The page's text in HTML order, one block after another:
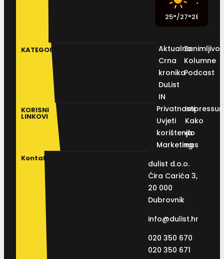
25°/27°28
KATEGORIJE
Aktualno
Crna
kronika
DuList
IN
Kolumne
Podcast
KORISNI
LINKOVI
Privatnosti
Uvjeti
korištenja
Marketing
Kako
do
nas
Kontakt
dulist d.o.o.
Ćira Carića 3,
20 000
Dubrovnik
info@dulist.hr
020 350 670
020 350 671